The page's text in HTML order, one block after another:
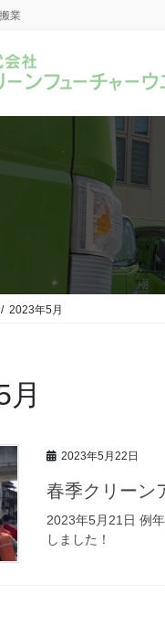
業
2023年5月
2023年5月22日
春季クリーン
2023年5月21日 例
しました！